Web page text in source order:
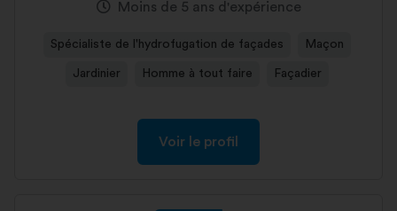
Moins de 5 ans d'expérience
Spécialiste de l'hydrofugation de façades Maçon
Jardinier Homme à tout faire Façadier
Voir le profil